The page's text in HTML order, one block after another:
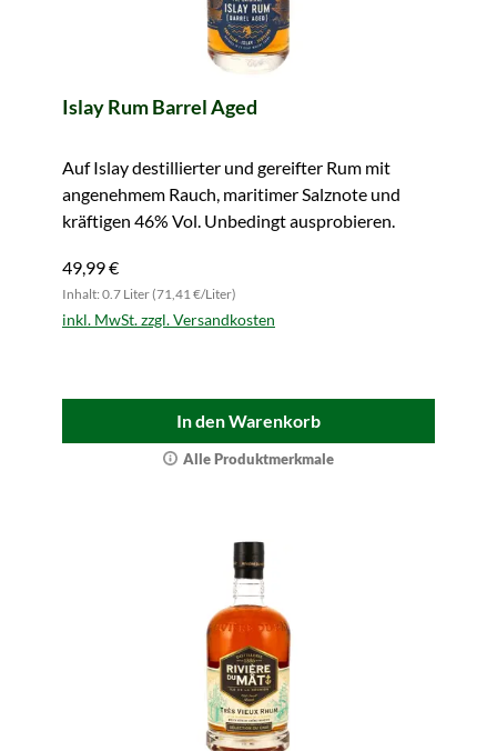
Islay Rum Barrel Aged
Auf Islay destillierter und gereifter Rum mit
angenehmem Rauch, maritimer Salznote und
kräftigen 46% Vol. Unbedingt ausprobieren.
49,99 €
Inhalt: 0.7 Liter (71,41 €/Liter)
inkl. MwSt. zzgl. Versandkosten
In den Warenkorb
Alle Produktmerkmale